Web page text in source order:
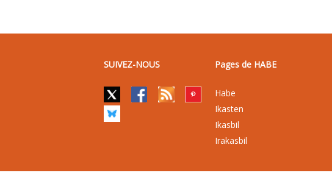
SUIVEZ-NOUS Pages de HABE
Habe
Ikasten
Ikasbil
Irakasbil